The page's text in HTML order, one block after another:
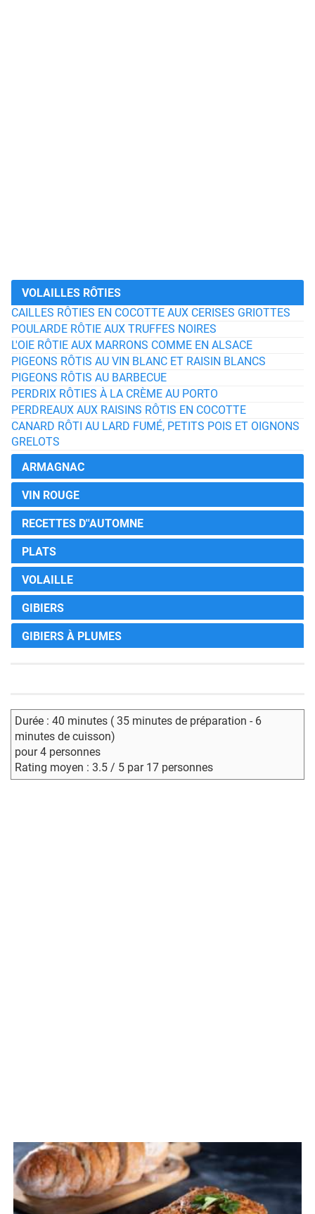
VOLAILLES RÔTIES
CAILLES RÔTIES EN COCOTTE AUX CERISES GRIOTTES
POULARDE RÔTIE AUX TRUFFES NOIRES
L'OIE RÔTIE AUX MARRONS COMME EN ALSACE
PIGEONS RÔTIS AU VIN BLANC ET RAISIN BLANCS
PIGEONS RÔTIS AU BARBECUE
PERDRIX RÔTIES À LA CRÈME AU PORTO
PERDREAUX AUX RAISINS RÔTIS EN COCOTTE
CANARD RÔTI AU LARD FUMÉ, PETITS POIS ET OIGNONS
GRELOTS
ARMAGNAC
VIN ROUGE
RECETTES D''AUTOMNE
PLATS
VOLAILLE
GIBIERS
GIBIERS À PLUMES
Durée : 40 minutes ( 35 minutes de préparation - 6
minutes de cuisson)
pour 4 personnes
Rating moyen : 3.5 / 5 par 17 personnes